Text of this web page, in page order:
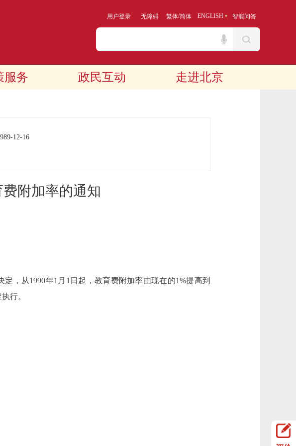
用户登录 无障碍 繁体/简体 ENGLISH 智能问答
服务 政民互动 走进北京
12-16
附加率的通知
从1990年1月1日起，教育费附加率由现在的1%提高到
行。